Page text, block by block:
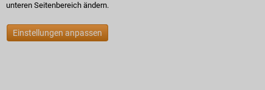
unteren Seitenbereich ändern.
Einstellungen anpassen